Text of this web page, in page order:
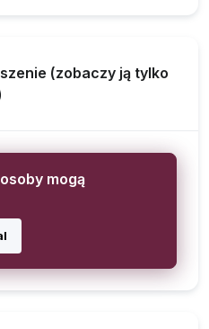
(zobaczy ją tylko
mogą